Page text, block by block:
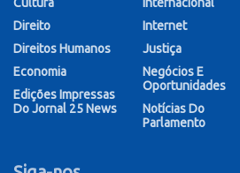
Cultura
Direito
Direitos Humanos
Economia
Edições Impressas
Do Jornal 25 News
Internacional
Internet
Justiça
Negócios E
Oportunidades
Notícias Do
Parlamento